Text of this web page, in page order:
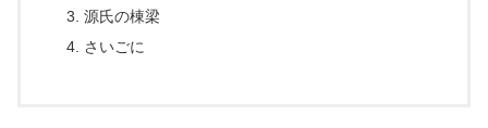
源氏の棟梁
さいごに